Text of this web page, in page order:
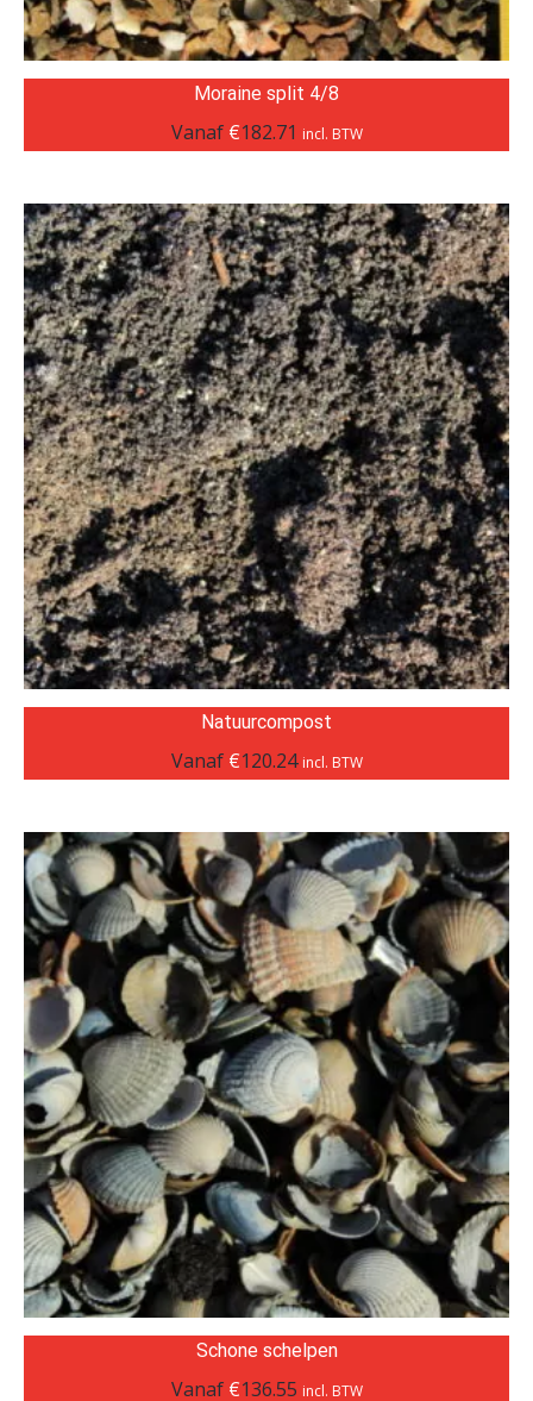
Moraine split 4/8
Vanaf €182.71 incl. BTW
Natuurcompost
Vanaf €120.24 incl. BTW
Schone schelpen
Vanaf €136.55 incl. BTW